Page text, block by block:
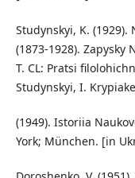
Studynskyi, K. (1929).
(1873-1928). Zapysky
T. CL: Pratsi
Studynskyi, I.
(1949). Istoriia
York; München. [in